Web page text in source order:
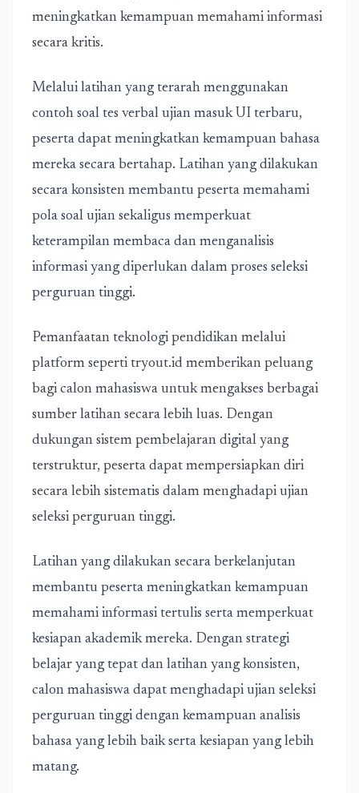
meningkatkan kemampuan memahami informasi
secara kritis.
Melalui latihan yang terarah menggunakan
contoh soal tes verbal ujian masuk UI terbaru,
peserta dapat meningkatkan kemampuan bahasa
mereka secara bertahap. Latihan yang dilakukan
secara konsisten membantu peserta memahami
pola soal ujian sekaligus memperkuat
keterampilan membaca dan menganalisis
informasi yang diperlukan dalam proses seleksi
perguruan tinggi.
Pemanfaatan teknologi pendidikan melalui
platform seperti tryout.id memberikan peluang
bagi calon mahasiswa untuk mengakses berbagai
sumber latihan secara lebih luas. Dengan
dukungan sistem pembelajaran digital yang
terstruktur, peserta dapat mempersiapkan diri
secara lebih sistematis dalam menghadapi ujian
seleksi perguruan tinggi.
Latihan yang dilakukan secara berkelanjutan
membantu peserta meningkatkan kemampuan
memahami informasi tertulis serta memperkuat
kesiapan akademik mereka. Dengan strategi
belajar yang tepat dan latihan yang konsisten,
calon mahasiswa dapat menghadapi ujian seleksi
perguruan tinggi dengan kemampuan analisis
bahasa yang lebih baik serta kesiapan yang lebih
matang.